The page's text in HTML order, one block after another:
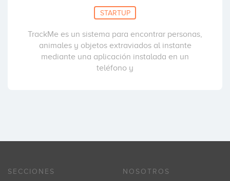
STARTUP
TrackMe es un sistema para encontrar personas,
animales y objetos extraviados al instante
mediante una aplicación instalada en un
teléfono y
SECCIONES NOSOTROS